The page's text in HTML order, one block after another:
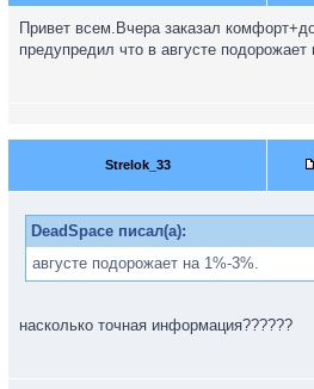
Привет всем.Вчера заказал
предупредил что в августе подорожает
Strelok_33
DeadSpace писал(а):
августе подорожает на 1%-3%.
насколько точная информация??????